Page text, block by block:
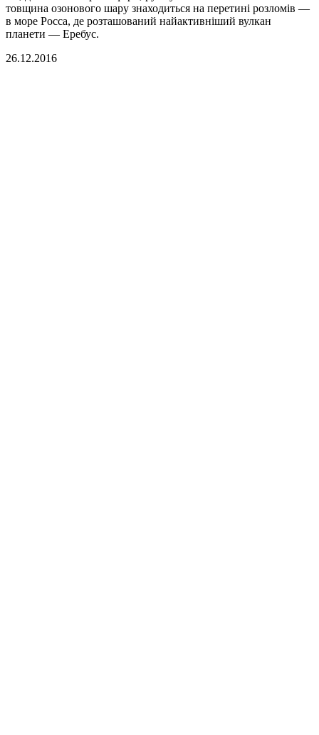
товщина озонового шару знаходиться на перетині розломів —
в море Росса, де розташований найактивніший вулкан
планети — Еребус.
26.12.2016